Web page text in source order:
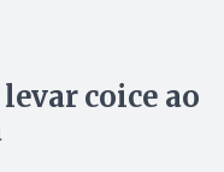
coice ao